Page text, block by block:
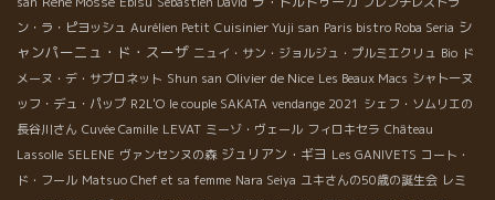
ン・ラ・ピヨッシュ Aurélien Petit Cuisinier Yuji san Paris bistro Roba Seria シ
ャンパーニュ・ド・スーザ ニュイ・サン・ジョルジュ・プルミエクリュ Bio ド
メーヌ・デ・サブロネット Shun san Olivier de Nice Les Beaux Macs シャトーヌ
ッフ・デュ・パップ R2L'O le couple SAKATA vendange 2021 シェフ・ソムリエの
長谷川さん Cuvée Camille LEVAT ミーゾ・ヴェール フィロキセラ Château
Lassolle SELENE ヴァンセンヌの森 ジュリアン・ギヨ Les GANIVETS コート・
ド・フール Matsuo Chef et sa femme Nara Seiya ユキさんの50歳の誕生会 レミ